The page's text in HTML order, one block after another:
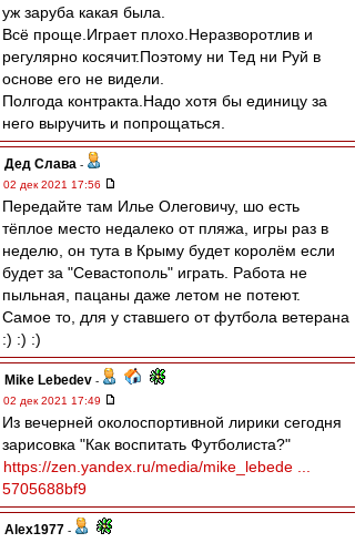
уж заруба какая была.
Всё проще.Играет плохо.Неразворотлив и
регулярно косячит.Поэтому ни Тед ни Руй в
основе его не видели.
Полгода контракта.Надо хотя бы единицу за
него выручить и попрощаться.
Дед Слава -
02 дек 2021 17:56
Передайте там Илье Олеговичу, шо есть
тёплое место недалеко от пляжа, игры раз в
неделю, он тута в Крыму будет королём если
будет за "Севастополь" играть. Работа не
пыльная, пацаны даже летом не потеют.
Самое то, для у ставшего от футбола ветерана
:) :) :)
Mike Lebedev -
02 дек 2021 17:49
Из вечерней околоспортивной лирики сегодня
зарисовка "Как воспитать Футболиста?"
https://zen.yandex.ru/media/mike_lebede ...
5705688bf9
Alex1977 -